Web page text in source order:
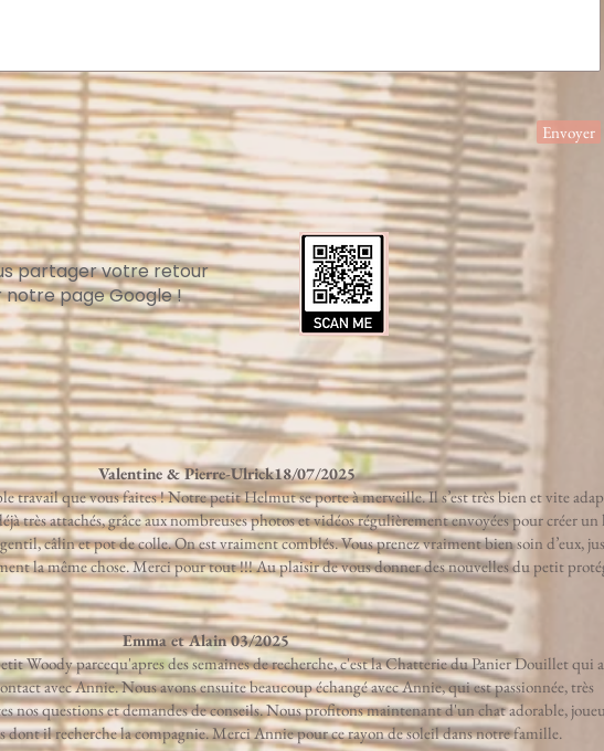
Envoyer
partager votre retour
notre page Google !
Valentine & Pierre-Ulrick18/07/2025
travail que vous faites ! Notre petit Helmut se porte à merveille. Il s’est très bien et vite
très attachés, grâce aux nombreuses photos et vidéos régulièrement envoyées pour créer un
câlin et pot de colle. On est vraiment comblés. Vous prenez vraiment bien soin d’eux,
la même chose. Merci pour tout !!! Au plaisir de vous donner des nouvelles du petit
Emma et Alain 03/2025
Woody parcequ'apres des semaines de recherche, c'est la Chatterie du Panier Douillet qui
avec Annie. Nous avons ensuite beaucoup échangé avec Annie, qui est passionnée, très
nos questions et demandes de conseils. Nous profitons maintenant d'un chat adorable,
il recherche la compagnie. Merci Annie pour ce rayon de soleil dans notre famille.